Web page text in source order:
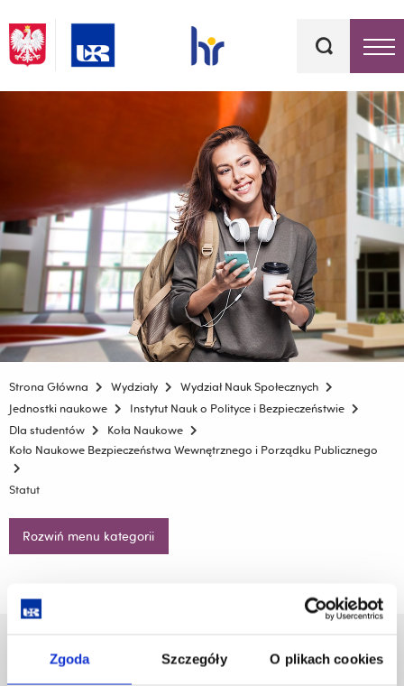
Zgoda Szczegóły O plikach cookies
kluczowe
Strona Główna Wydziały
Wydział Nauk Społecznych
Jednostki naukowe
Instytut Nauk o Polityce i Bezpieczeństwie
Dla studentów
Koła Naukowe
Koło Naukowe Bezpieczeństwa Wewnętrznego i Porządku Publicznego
Statut
Rozwiń menu kategorii
Uniwersytet Rzeszowski